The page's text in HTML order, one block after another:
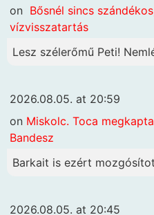
on Bősnél sincs
vízvisszatartás
Lesz szélerőmű Peti!
2026.08.05. at 20:59
on Miskolc. Toca
Bandesz
Barkait is ezért
2026.08.05. at 20:45